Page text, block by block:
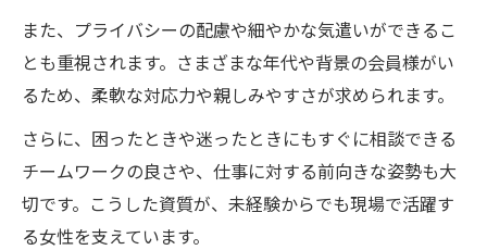
また、プライバシーの配慮や細やかな気遣いができるこ
とも重視されます。さまざまな年代や背景の会員様がい
るため、柔軟な対応力や親しみやすさが求められます。
さらに、困ったときや迷ったときにもすぐに相談できる
チームワークの良さや、仕事に対する前向きな姿勢も大
切です。こうした資質が、未経験からでも現場で活躍す
る女性を支えています。